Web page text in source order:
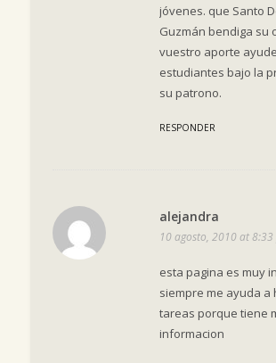
jóvenes. que Santo
Guzmán bendiga su
vuestro aporte
estudiantes bajo la
su patrono.
RESPONDER
alejandra
10 agosto, 2010 at 8:33
esta pagina es muy
siempre me ayuda a
tareas porque tiene
informacion